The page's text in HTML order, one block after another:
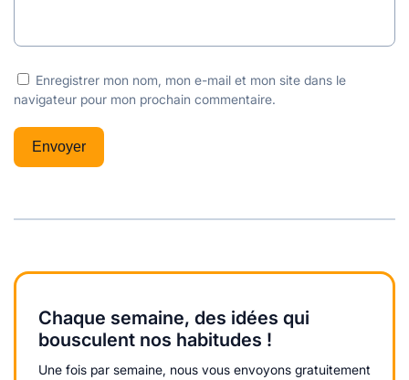
Enregistrer mon nom, mon e-mail et mon site dans le
navigateur pour mon prochain commentaire.
Chaque semaine, des idées qui
bousculent nos habitudes !
Une fois par semaine, nous vous envoyons gratuitement